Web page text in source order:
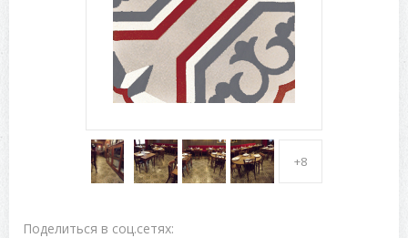
+8
Поделиться в соц.сетях: